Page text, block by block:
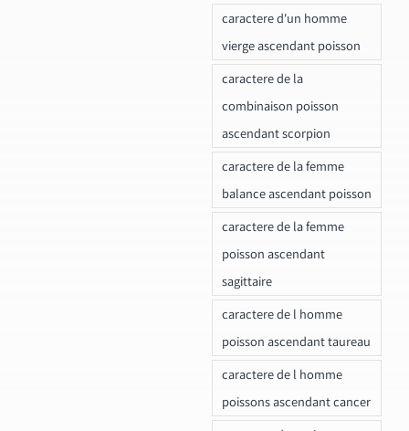
caractere d'un homme
vierge ascendant poisson
caractere de la
combinaison poisson
ascendant scorpion
caractere de la femme
balance ascendant poisson
caractere de la femme
poisson ascendant
sagittaire
caractere de l homme
poisson ascendant taureau
caractere de l homme
poissons ascendant cancer